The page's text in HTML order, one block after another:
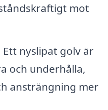
mot
Ett nyslipat golv är
och underhålla,
ansträngning mer